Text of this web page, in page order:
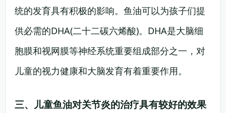
统的发育具有积极的影响。鱼油可以为孩子们提
供必需的DHA(二十二碳六烯酸)。DHA是大脑细
胞膜和视网膜等神经系统重要组成部分之一，对
儿童的视力健康和大脑发育有着重要作用。
三、儿童鱼油对关节炎的治疗具有较好的效果